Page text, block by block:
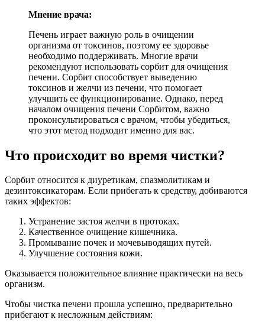
Мнение врача:
Печень играет важную роль в очищении
организма от токсинов, поэтому ее здоровье
необходимо поддерживать. Многие врачи
рекомендуют использовать сорбит для очищения
печени. Сорбит способствует выведению
токсинов и желчи из печени, что помогает
улучшить ее функционирование. Однако, перед
началом очищения печени Сорбитом, важно
проконсультироваться с врачом, чтобы убедиться,
что этот метод подходит именно для вас.
Что происходит во время чистки?
Сорбит относится к диуретикам, спазмолитикам и
дезинтоксикаторам. Если прибегать к средству, добиваются
таких эффектов:
Устранение застоя желчи в протоках.
Качественное очищение кишечника.
Промывание почек и мочевыводящих путей.
Улучшение состояния кожи.
Оказывается положительное влияние практически на весь
организм.
Чтобы чистка печени прошла успешно, предварительно
прибегают к несложным действиям: